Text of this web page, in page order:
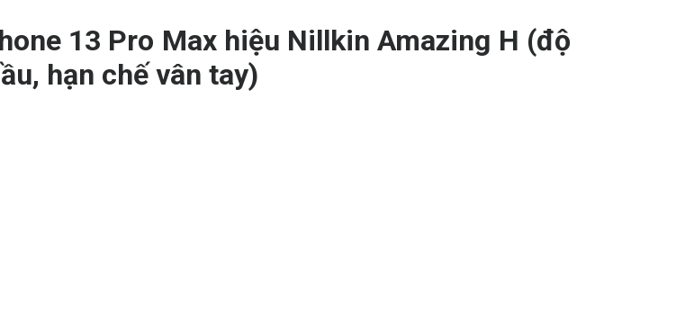
13 Pro Max hiệu Nillkin Amazing H (độ
hạn chế vân tay)